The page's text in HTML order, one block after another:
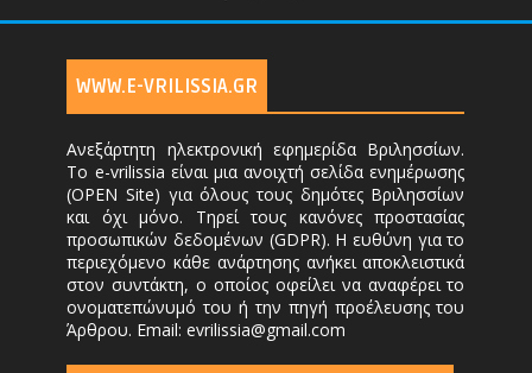
WWW.E-VRILISSIA.GR
Ανεξάρτητη ηλεκτρονική εφημερίδα Βριλησσίων.
Το e-vrilissia είναι μια ανοιχτή σελίδα ενημέρωσης
(OPEN Site) για όλους τους δημότες Βριλησσίων
και όχι μόνο. Τηρεί τους κανόνες προστασίας
προσωπικών δεδομένων (GDPR). Η ευθύνη για το
περιεχόμενο κάθε ανάρτησης ανήκει αποκλειστικά
στον συντάκτη, ο οποίος οφείλει να αναφέρει το
ονοματεπώνυμό του ή την πηγή προέλευσης του
Άρθρου. Email: evrilissia@gmail.com